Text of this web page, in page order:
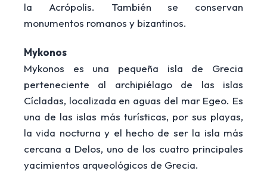
la Acrópolis. También se conservan
monumentos romanos y bizantinos.
Mykonos
Mykonos es una pequeña isla de Grecia
perteneciente al archipiélago de las islas
Cícladas, localizada en aguas del mar Egeo. Es
una de las islas más turísticas, por sus playas,
la vida nocturna y el hecho de ser la isla más
cercana a Delos, uno de los cuatro principales
yacimientos arqueológicos de Grecia.